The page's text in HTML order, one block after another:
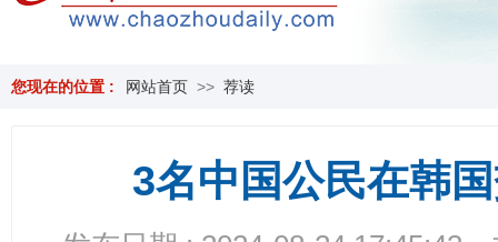
您现在的位置 : 网站首页 >> 荐读
3名中国公民在韩